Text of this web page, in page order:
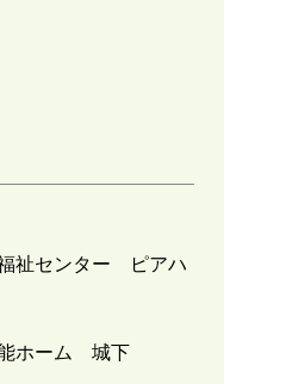
祉センター ピアハ
ホーム 城下